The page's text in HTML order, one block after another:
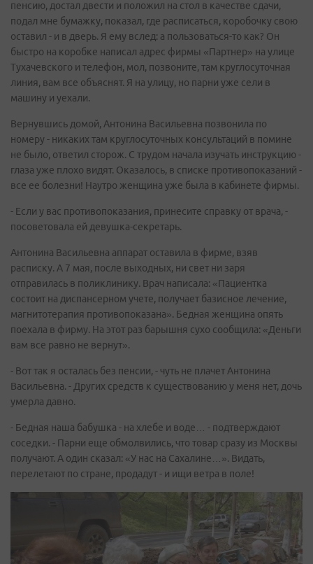
пенсию, достал двести и положил на стол в качестве сдачи,
подал мне бумажку, показал, где расписаться, коробочку свою
оставил - и в дверь. Я ему вслед: а пользоваться-то как? Он
быстро на коробке написал адрес фирмы «Партнер» на улице
Тухачевского и телефон, мол, позвоните, там круглосуточная
линия, вам все объяснят. Я на улицу, но парни уже сели в
машину и уехали.
Вернувшись домой, Антонина Васильевна позвонила по
номеру - никаких там круглосуточных консультаций в помине
не было, ответил сторож. С трудом начала изучать инструкцию -
глаза уже плохо видят. Оказалось, в списке противопоказаний -
все ее болезни! Наутро женщина уже была в кабинете фирмы.
- Если у вас противопоказания, принесите справку от врача, -
посоветовала ей девушка-секретарь.
Антонина Васильевна аппарат оставила в фирме, взяв
расписку. А 7 мая, после выходных, ни свет ни заря
отправилась в поликлинику. Врач написала: «Пациентка
состоит на диспансерном учете, получает базисное лечение,
магнитотерапия противопоказана». Бедная женщина опять
поехала в фирму. На этот раз барышня сухо сообщила: «Деньги
вам все равно не вернут».
- Вот так я осталась без пенсии, - чуть не плачет Антонина
Васильевна. - Других средств к существованию у меня нет, дочь
умерла давно.
- Бедная наша бабушка - на хлебе и воде… - подтверждают
соседки. - Парни еще обмолвились, что товар сразу из Москвы
получают. А один сказал: «У нас на Сахалине…». Видать,
перелетают по стране, продадут - и ищи ветра в поле!